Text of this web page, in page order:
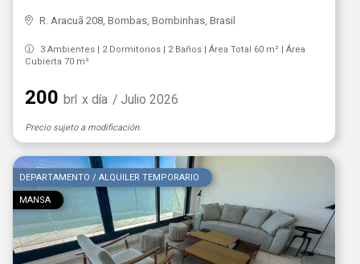
R. Aracuã 208, Bombas, Bombinhas, Brasil
3 Ambientes | 2 Dormitorios | 2 Baños | Área Total 60 m² | Área
Cubierta 70 m²
200 brl x día / Julio 2026
Precio sujeto a modificación.
DEPARTAMENTO / ALQUILER TEMPORARIO
MANSA